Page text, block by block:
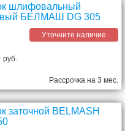
шлифовальный
БЕЛМАШ DG 305
Уточните наличие
руб.
Рассрочка на 3 мес.
заточной BELMASH